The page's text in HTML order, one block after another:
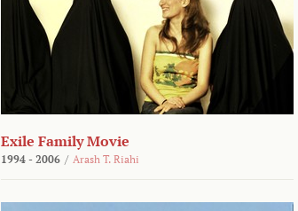
Exile Family Movie
1994 - 2006 / Arash T. Riahi